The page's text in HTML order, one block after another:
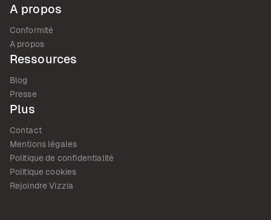
A propos
Conformité
A propos
Ressources
Blog
Presse
Plus
Contact
Mentions légales
Politique de confidentialité
Politique cookies
Rejoindre Vizzia